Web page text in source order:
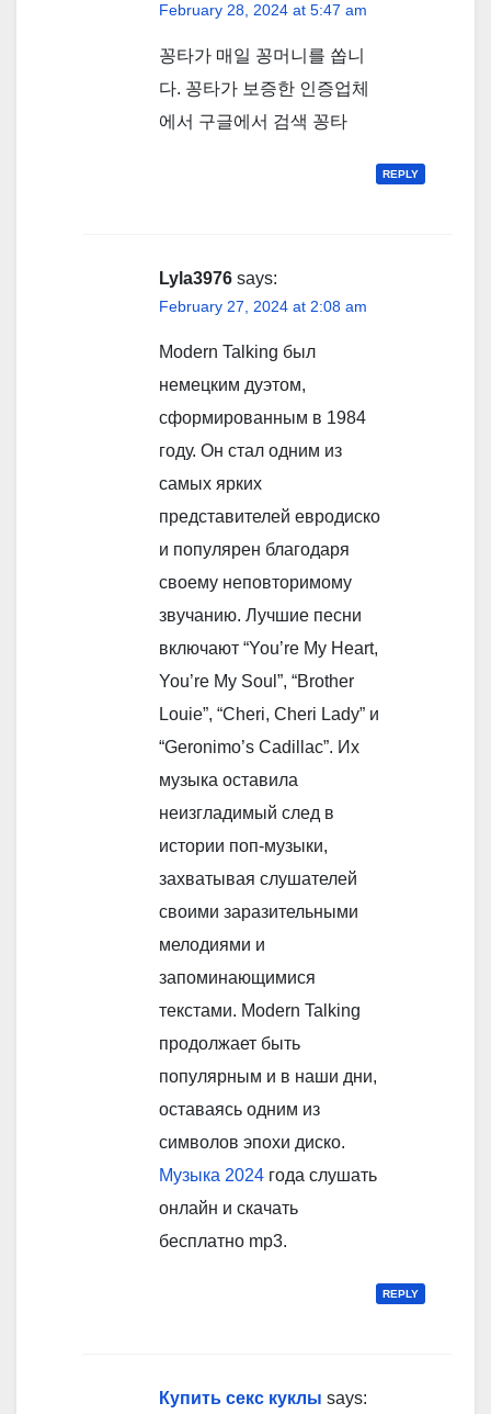
February 28, 2024 at 5:47 am
꽁타가 매일 꽁머니를 쏩니
다. 꽁타가 보증한 인증업체
에서 구글에서 검색 꽁타
REPLY
Lyla3976 says:
February 27, 2024 at 2:08 am
Modern Talking был
немецким дуэтом,
сформированным в 1984
году. Он стал одним из
самых ярких
представителей евродиско
и популярен благодаря
своему неповторимому
звучанию. Лучшие песни
включают “You’re My Heart,
You’re My Soul”, “Brother
Louie”, “Cheri, Cheri Lady” и
“Geronimo’s Cadillac”. Их
музыка оставила
неизгладимый след в
истории поп-музыки,
захватывая слушателей
своими заразительными
мелодиями и
запоминающимися
текстами. Modern Talking
продолжает быть
популярным и в наши дни,
оставаясь одним из
символов эпохи диско.
Музыка 2024 года слушать
онлайн и скачать
бесплатно mp3.
REPLY
Купить секс куклы says: